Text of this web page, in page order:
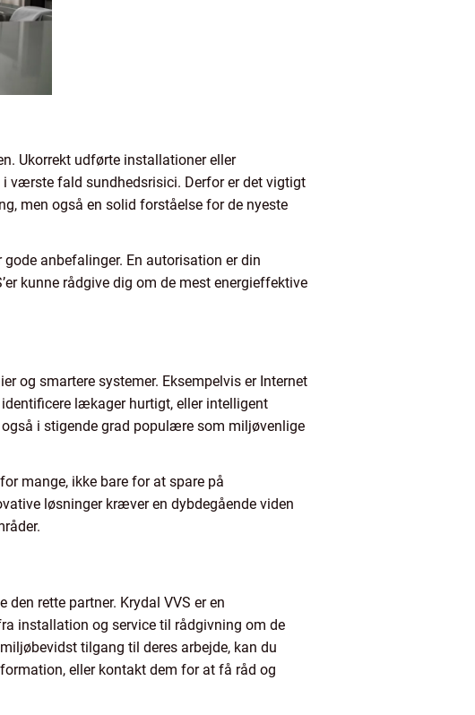
Ukorrekt udførte installationer eller
værste fald sundhedsrisici. Derfor er det vigtigt
men også en solid forståelse for de nyeste
anbefalinger. En autorisation er din
kunne rådgive dig om de mest energieffektive
og smartere systemer. Eksempelvis er Internet
lækager hurtigt, eller intelligent
i stigende grad populære som miljøvenlige
mange, ikke bare for at spare på
løsninger kræver en dybdegående viden
rette partner. Krydal VVS er en
installation og service til rådgivning om de
tilgang til deres arbejde, kan du
eller kontakt dem for at få råd og